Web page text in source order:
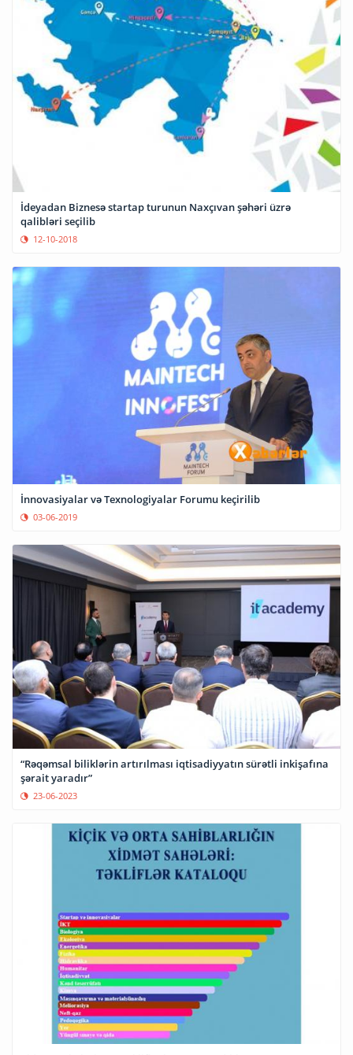
İdeyadan Biznesə startap turunun Naxçıvan şəhəri üzrə
qalibləri seçilib
12-10-2018
İnnovasiyalar və Texnologiyalar Forumu keçirilib
03-06-2019
“Rəqəmsal biliklərin artırılması iqtisadiyyatın sürətli inkişafına
şərait yaradır”
23-06-2023